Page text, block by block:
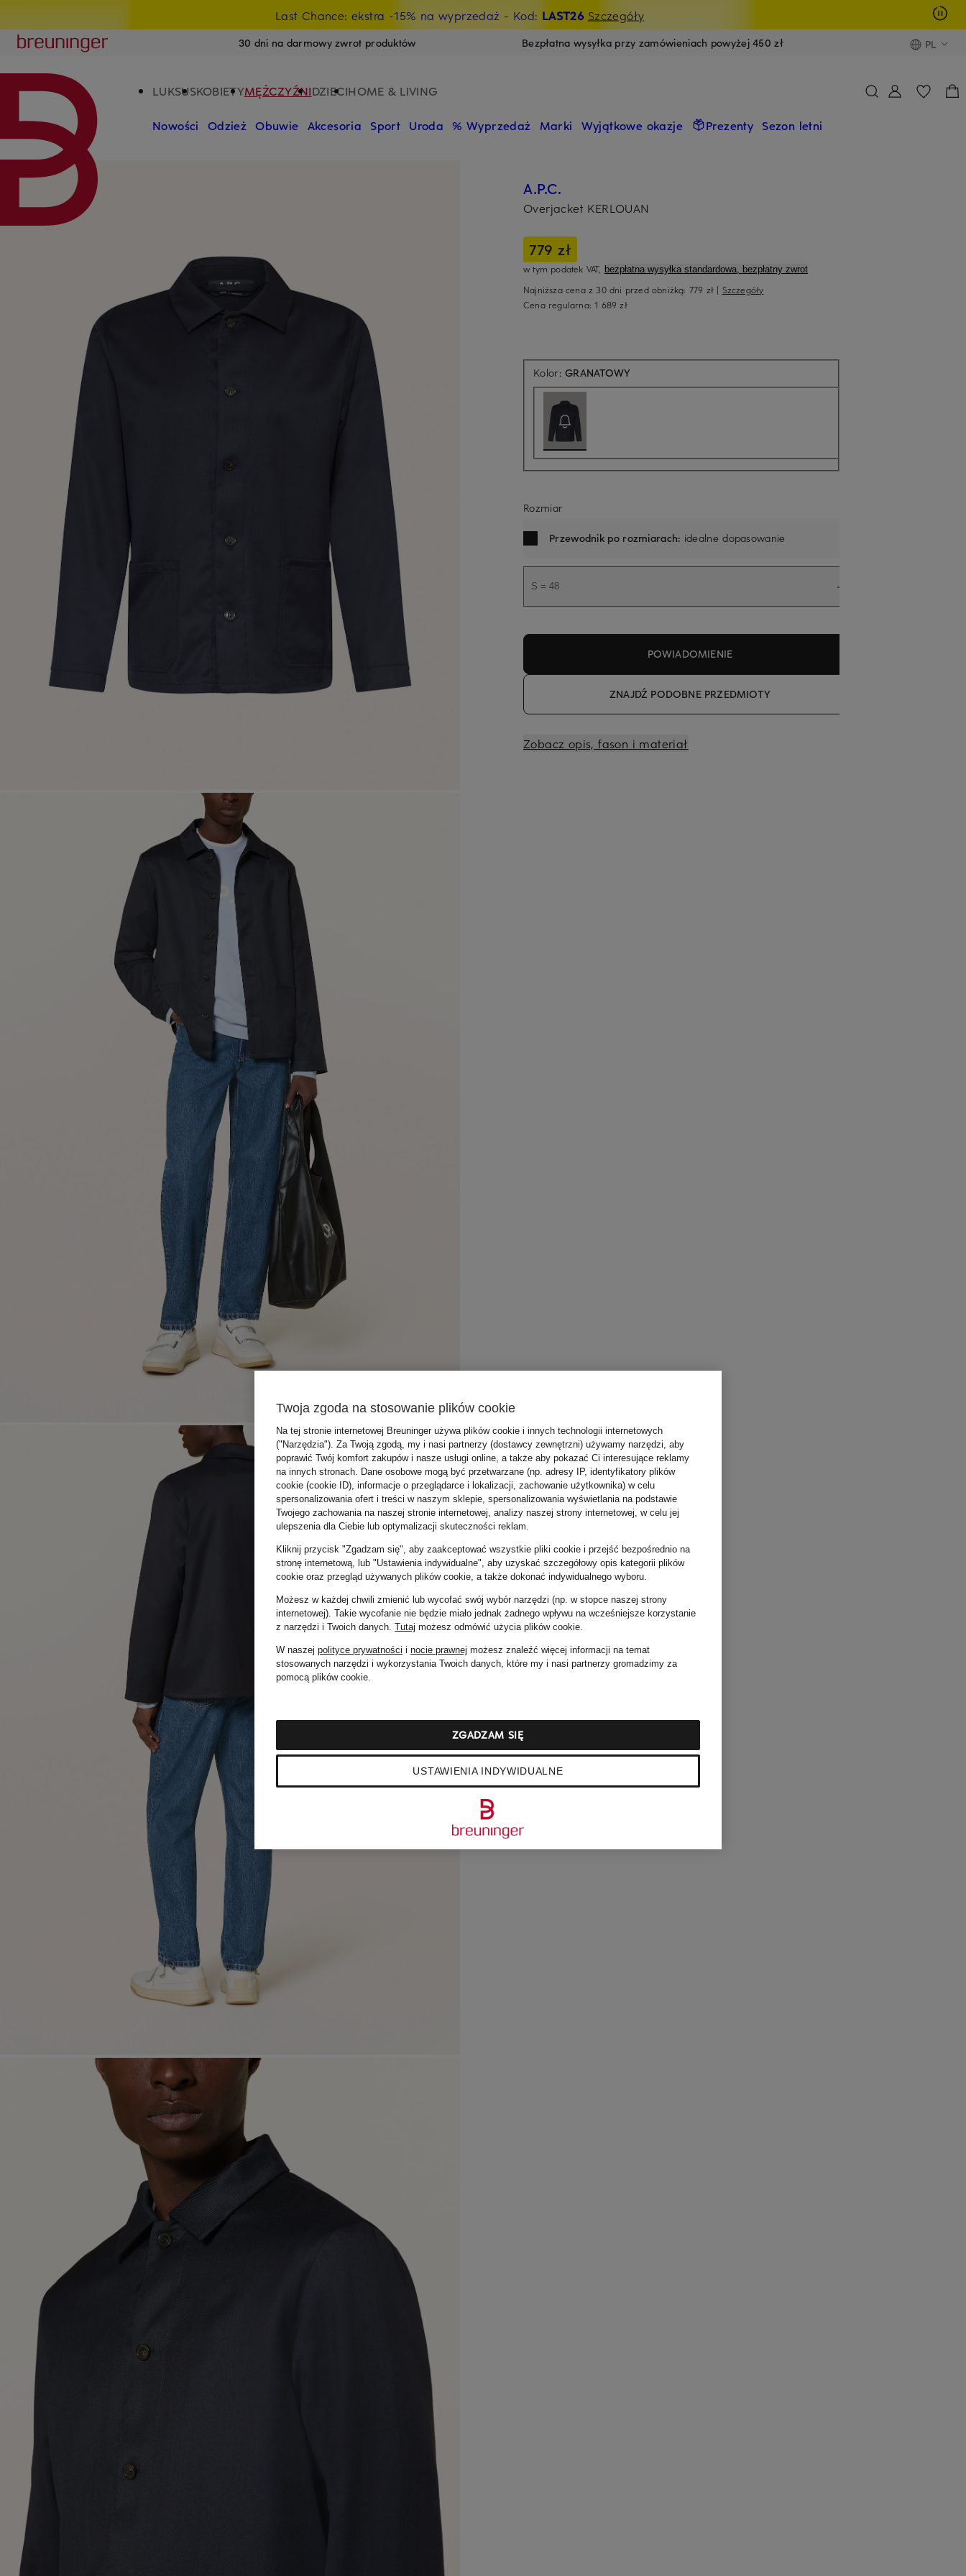
Last Chance: ekstra -15% na wyprzedaż - Kod: LAST26 Szczegóły
Breuninger
30 dni na darmowy zwrot produktów Bezpłatna wysyłka przy zamówieniach powyżej 450 zł PL
LUKSUSKOBIETYMĘŻCZYŹNIDZIECIHOME & LIVING
Nowości Odzież Obuwie Akcesoria Sport Uroda % Wyprzedaż Marki Wyjątkowe okazje Prezenty Sezon letni
A.P.C.
Overjacket KERLOUAN
779 zł
w tym podatek VAT, bezpłatna wysyłka standardowa, bezpłatny zwrot
Najniższa cena z 30 dni przed obniżką: 779 zł | Szczegóły
Cena regularna:1 689 zł
Kolor:GRANATOWYAktualnie niedostępne
Rozmiar
Przewodnik po rozmiarach: idealne dopasowanie
S = 48
POWIADOMIENIE
ZNAJDŹ PODOBNE PRZEDMIOTY
Zobacz opis, fason i materiał
Twoja zgoda na stosowanie plików cookie
Na tej stronie internetowej Breuninger używa plików cookie i innych technologii internetowych
("Narzędzia"). Za Twoją zgodą, my i nasi partnerzy (dostawcy zewnętrzni) używamy narzędzi, aby
poprawić Twój komfort zakupów i nasze usługi online, a także aby pokazać Ci interesujące reklamy
na innych stronach. Dane osobowe mogą być przetwarzane (np. adresy IP, identyfikatory plików
cookie (cookie ID), informacje o przeglądarce i lokalizacji, zachowanie użytkownika) w celu
spersonalizowania ofert i treści w naszym sklepie, spersonalizowania wyświetlania na podstawie
Twojego zachowania na naszej stronie internetowej, analizy naszej strony internetowej, w celu jej
ulepszenia dla Ciebie lub optymalizacji skuteczności reklam.
Kliknij przycisk "Zgadzam się", aby zaakceptować wszystkie pliki cookie i przejść bezpośrednio na
stronę internetową, lub "Ustawienia indywidualne", aby uzyskać szczegółowy opis kategorii plików
cookie oraz przegląd używanych plików cookie, a także dokonać indywidualnego wyboru.
Możesz w każdej chwili zmienić lub wycofać swój wybór narzędzi (np. w stopce naszej strony
internetowej). Takie wycofanie nie będzie miało jednak żadnego wpływu na wcześniejsze korzystanie
z narzędzi i Twoich danych. Tutaj możesz odmówić użycia plików cookie.
W naszej polityce prywatności i nocie prawnej możesz znaleźć więcej informacji na temat
stosowanych narzędzi i wykorzystania Twoich danych, które my i nasi partnerzy gromadzimy za
pomocą plików cookie.
USTAWIENIA INDYWIDUALNE
ZGADZAM SIĘ